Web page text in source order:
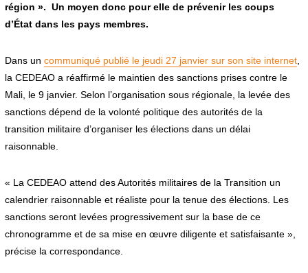
région ». Un moyen donc pour elle de prévenir les coups
d’État dans les pays membres.
Dans un communiqué publié le jeudi 27 janvier sur son site internet,
la CEDEAO a réaffirmé le maintien des sanctions prises contre le
Mali, le 9 janvier. Selon l’organisation sous régionale, la levée des
sanctions dépend de la volonté politique des autorités de la
transition militaire d’organiser les élections dans un délai
raisonnable.
« La CEDEAO attend des Autorités militaires de la Transition un
calendrier raisonnable et réaliste pour la tenue des élections. Les
sanctions seront levées progressivement sur la base de ce
chronogramme et de sa mise en œuvre diligente et satisfaisante »,
précise la correspondance.